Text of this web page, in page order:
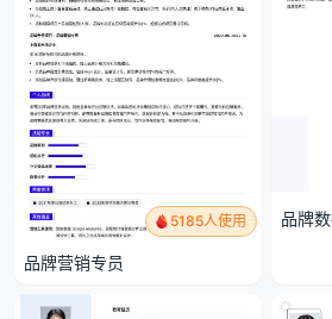
5185人使用
品牌营销专员
品牌